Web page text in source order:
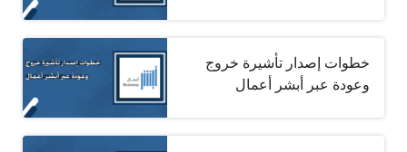
خطوات إصدار تأشيرة خروج
وعودة عبر أبشر أعمال